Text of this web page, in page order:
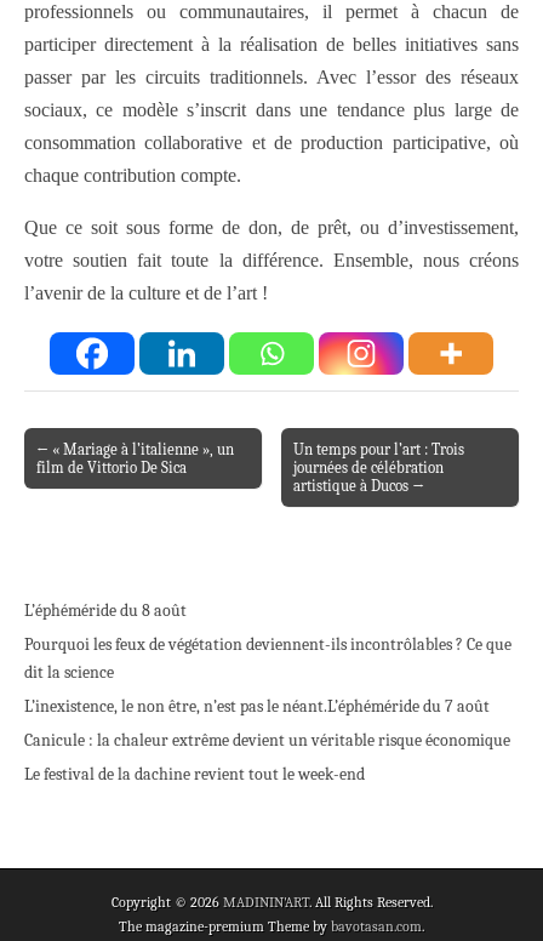
professionnels ou communautaires, il permet à chacun de
participer directement à la réalisation de belles initiatives sans
passer par les circuits traditionnels. Avec l’essor des réseaux
sociaux, ce modèle s’inscrit dans une tendance plus large de
consommation collaborative et de production participative, où
chaque contribution compte.
Que ce soit sous forme de don, de prêt, ou d’investissement,
votre soutien fait toute la différence. Ensemble, nous créons
l’avenir de la culture et de l’art !
Post navigation
← « Mariage à l’italienne », un
film de Vittorio De Sica
Un temps pour l’art : Trois
journées de célébration
artistique à Ducos →
L’éphéméride du 8 août
Pourquoi les feux de végétation deviennent-ils incontrôlables ? Ce que
dit la science
L’inexistence, le non être, n’est pas le néant.L’éphéméride du 7 août
Canicule : la chaleur extrême devient un véritable risque économique
Le festival de la dachine revient tout le week-end
Copyright © 2026 MADININ'ART. All Rights Reserved.
The magazine-premium Theme by bavotasan.com.